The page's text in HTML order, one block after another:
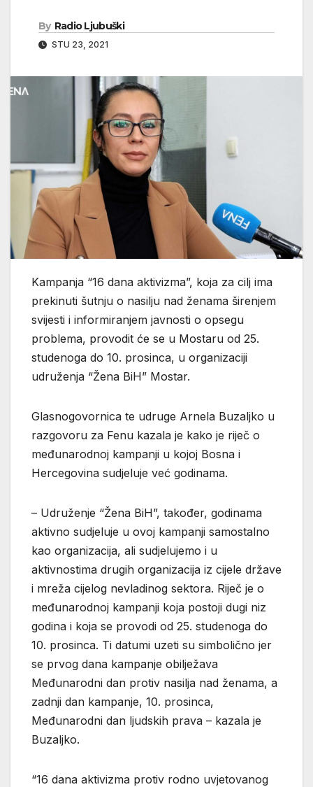
By Radio Ljubuški
STU 23, 2021
Kampanja “16 dana aktivizma”, koja za cilj ima
prekinuti šutnju o nasilju nad ženama širenjem
svijesti i informiranjem javnosti o opsegu
problema, provodit će se u Mostaru od 25.
studenoga do 10. prosinca, u organizaciji
udruženja “Žena BiH” Mostar.
Glasnogovornica te udruge Arnela Buzaljko u
razgovoru za Fenu kazala je kako je riječ o
međunarodnoj kampanji u kojoj Bosna i
Hercegovina sudjeluje već godinama.
– Udruženje “Žena BiH”, također, godinama
aktivno sudjeluje u ovoj kampanji samostalno
kao organizacija, ali sudjelujemo i u
aktivnostima drugih organizacija iz cijele države
i mreža cijelog nevladinog sektora. Riječ je o
međunarodnoj kampanji koja postoji dugi niz
godina i koja se provodi od 25. studenoga do
10. prosinca. Ti datumi uzeti su simbolično jer
se prvog dana kampanje obilježava
Međunarodni dan protiv nasilja nad ženama, a
zadnji dan kampanje, 10. prosinca,
Međunarodni dan ljudskih prava – kazala je
Buzaljko.
“16 dana aktivizma protiv rodno uvjetovanog